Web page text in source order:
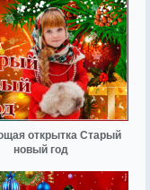
открытка Старый
новый год